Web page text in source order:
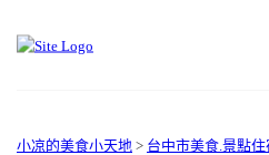
小凉的美食小天地 > 台中市美食.景點住